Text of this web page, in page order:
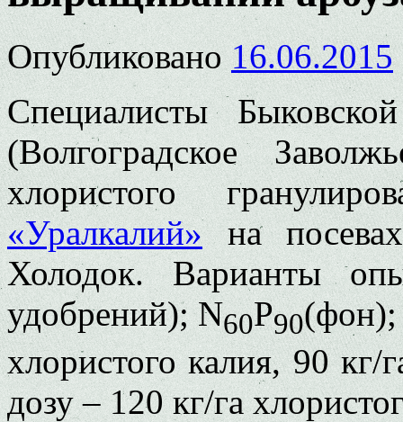
Опубликовано 16.06.2015
Специалисты
(Волгоградское
хлористого
«Уралкалий»на посевах
Холодок. Варианты
удобрений); N60P90(фон);
хлористого калия, 90
дозу – 120 кг/га